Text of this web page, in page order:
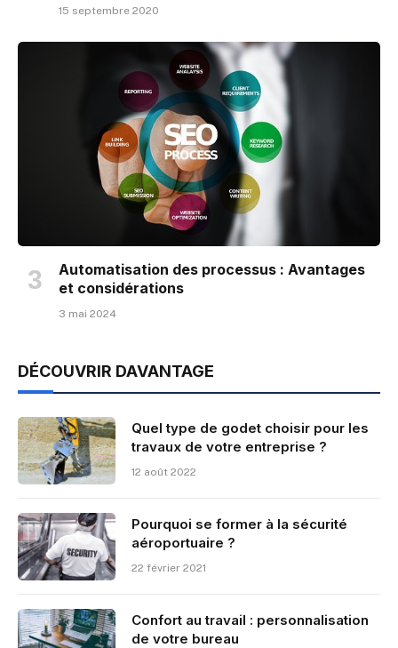
15 septembre 2020
Automatisation des processus : Avantages
et considérations
3 mai 2024
DÉCOUVRIR DAVANTAGE
Quel type de godet choisir pour les
travaux de votre entreprise ?
12 août 2022
Pourquoi se former à la sécurité
aéroportuaire ?
22 février 2021
Confort au travail : personnalisation
de votre bureau